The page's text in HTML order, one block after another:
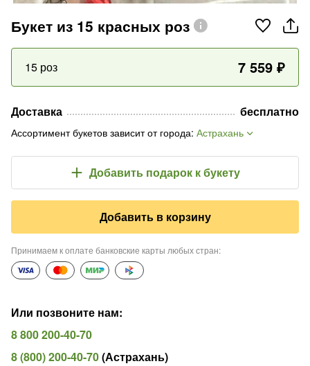
Букет из 15 красных роз
15 роз 7 559 ₽
Доставка бесплатно
Ассортимент букетов зависит от города: Астрахань
Добавить подарок к букету
Добавить в корзину
Принимаем к оплате банковские карты любых стран:
Или позвоните нам:
8 800 200-40-70
8 (800) 200-40-70(Астрахань)